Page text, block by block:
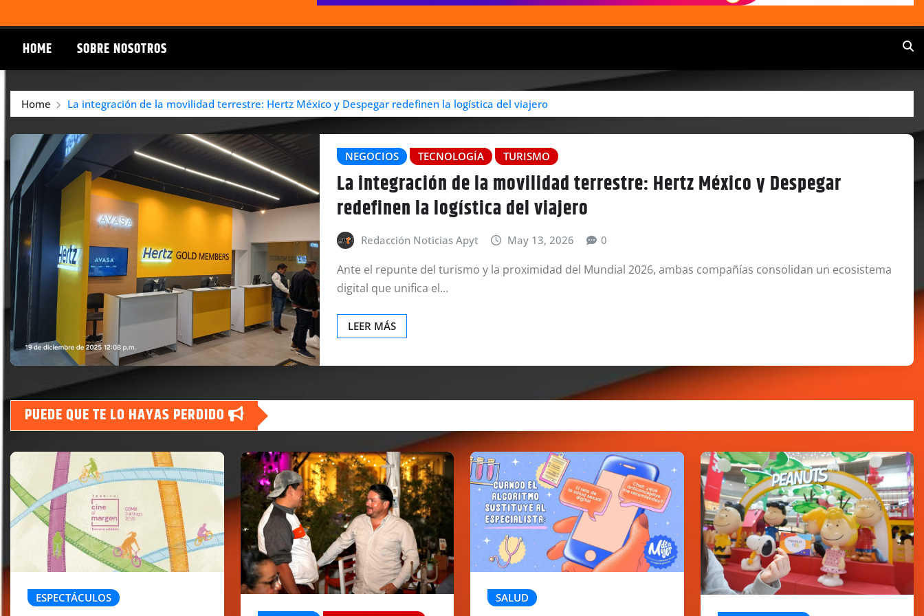
HOME SOBRE NOSOTROS
Home La integración de la movilidad terrestre: Hertz México y Despegar redefinen la logística del viajero
NEGOCIOS TECNOLOGÍA TURISMO
La integración de la movilidad terrestre: Hertz México y Despegar
redefinen la logística del viajero
Redacción Noticias Apyt May 13, 2026 0
Ante el repunte del turismo y la proximidad del Mundial 2026, ambas compañías consolidan un ecosistema
digital que unifica el…
LEER MÁS
PUEDE QUE TE LO HAYAS PERDIDO
ESPECTÁCULOS SALUD